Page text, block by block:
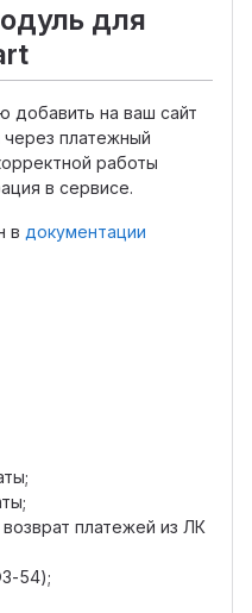
для
добавить на ваш сайт
через платежный
работы
в сервисе.
в документации
платежей из ЛК
54);